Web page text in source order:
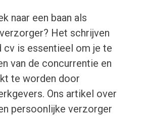
naar een baan als
Het schrijven
cv is essentieel om je te
van de concurrentie en
te worden door
Ons artikel over
persoonlijke verzorger